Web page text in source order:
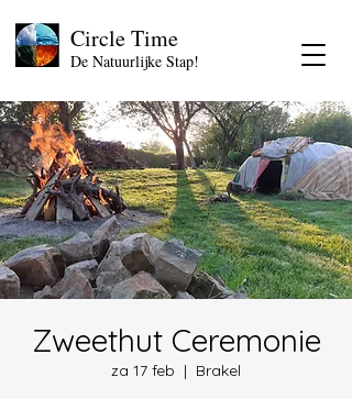
Circle Time
De Natuurlijke Stap!
Zweethut Ceremonie
za 17 feb
  |
Brakel